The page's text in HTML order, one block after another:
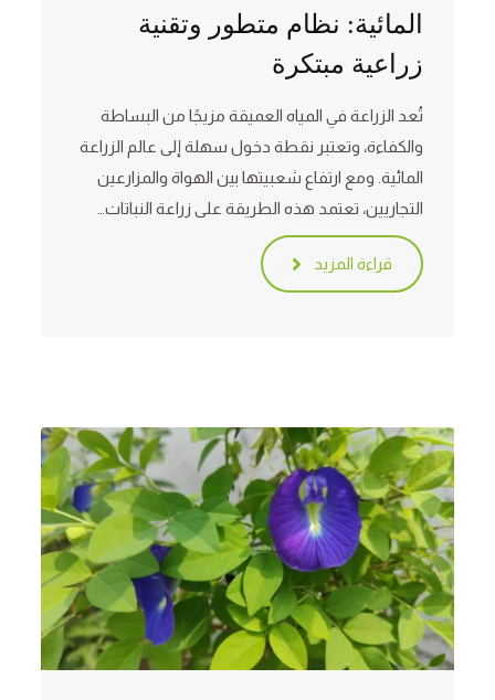
المائية: نظام متطور وتقنية
زراعية مبتكرة
تُعد الزراعة في المياه العميقة مزيجًا من البساطة
والكفاءة، وتعتبر نقطة دخول سهلة إلى عالم الزراعة
المائية. ومع ارتفاع شعبيتها بين الهواة والمزارعين
التجاريين، تعتمد هذه الطريقة على زراعة النباتات…
قراءة المزيد